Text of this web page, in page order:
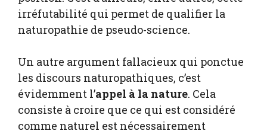
irréfutabilité qui permet de qualifier la
naturopathie de pseudo-science.
Un autre argument fallacieux qui ponctue
les discours naturopathiques, c’est
évidemment l’appel à la nature. Cela
consiste à croire que ce qui est considéré
comme naturel est nécessairement